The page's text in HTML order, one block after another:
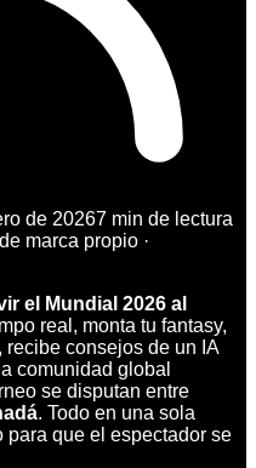
de 20267 min de lectura
marca propio ·
el Mundial 2026 al
real, monta tu fantasy,
consejos de un IA
comunidad global
se disputan entre
. Todo en una sola
para que el espectador se